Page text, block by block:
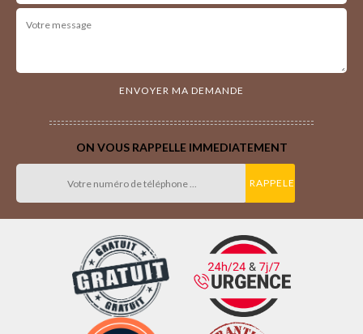
ON VOUS RAPPELLE IMMEDIATEMENT